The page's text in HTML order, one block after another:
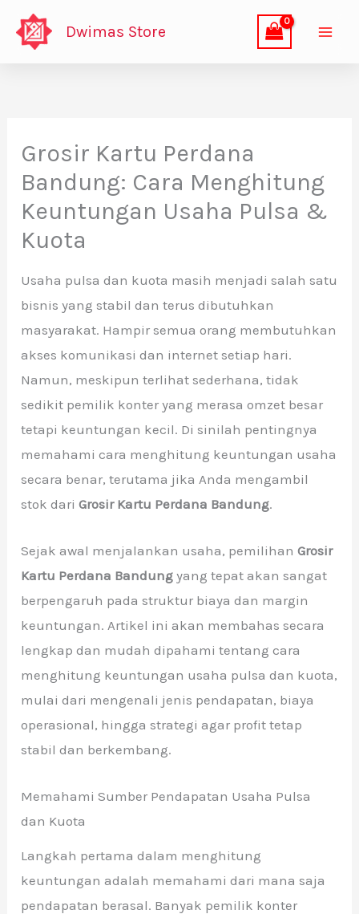
Lewati
Dwimas Store
Grosir Kartu Perdana
Bandung: Cara Menghitung
Keuntungan Usaha Pulsa &
Kuota
Usaha pulsa dan kuota masih menjadi salah satu
bisnis yang stabil dan terus dibutuhkan
masyarakat. Hampir semua orang membutuhkan
akses komunikasi dan internet setiap hari.
Namun, meskipun terlihat sederhana, tidak
sedikit pemilik konter yang merasa omzet besar
tetapi keuntungan kecil. Di sinilah pentingnya
memahami cara menghitung keuntungan usaha
secara benar, terutama jika Anda mengambil
stok dariGrosir Kartu Perdana Bandung.
Sejak awal menjalankan usaha, pemilihanGrosir
Kartu Perdana Bandung yang tepat akan sangat
berpengaruh pada struktur biaya dan margin
keuntungan. Artikel ini akan membahas secara
lengkap dan mudah dipahami tentang cara
menghitung keuntungan usaha pulsa dan kuota,
mulai dari mengenali jenis pendapatan, biaya
operasional, hingga strategi agar profit tetap
stabil dan berkembang.
Memahami Sumber Pendapatan Usaha Pulsa
dan Kuota
Langkah pertama dalam menghitung
keuntungan adalah memahami dari mana saja
pendapatan berasal. Banyak pemilik konter